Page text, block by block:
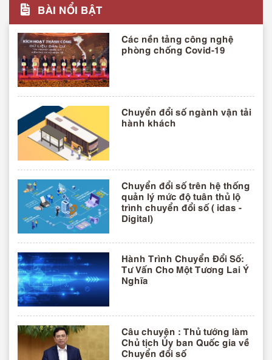
BÀI NỔI BẬT
Các nền tảng công nghệ
phòng chống Covid-19
Chuyển đổi số ngành vận tải
hành khách
Chuyển đổi số trên hệ thống
quản lý mức độ tuân thủ lộ
trình chuyển đổi số ( idas -
Digital)
Hành Trình Chuyển Đổi Số:
Tư Vấn Cho Một Tương Lai Ý
Nghĩa
Câu chuyện : Thủ tướng làm
Chủ tịch Ủy ban Quốc gia về
Chuyển đổi số